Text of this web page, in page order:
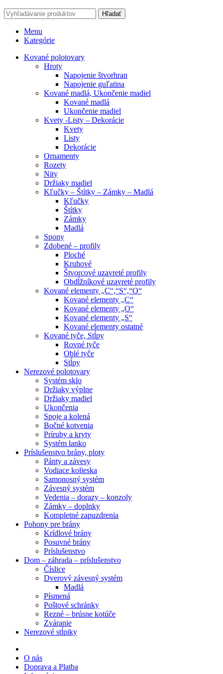
Hľadať
Menu
Kategórie
Kované polotovary
Hroty
Napojenie štvorhran
Napojenie guľatina
Kované madlá, Ukončenie madiel
Kované madlá
Ukončenie madiel
Kvety -Listy – Dekorácie
Kvety
Listy
Dekorácie
Ornamenty
Rozety
Nity
Držiaky madiel
Kľučky – Štítky – Zámky – Madlá
Kľučky
Štítky
Zámky
Madlá
Spony
Zdobené – profily
Ploché
Kruhové
Štvorcové uzavreté profily
Obdĺžníkové uzavreté profily
Kované elementy „C“,“S“,“O“
Kované elementy „C“
Kované elementy „O“
Kované elementy „S“
Kované elementy ostatné
Kované tyče, Stĺpy
Rovné tyče
Oblé tyče
Stĺpy
Nerezové polotovary
Systém sklo
Držiaky výplne
Držiaky madiel
Ukončenia
Spoje a kolená
Bočné kotvenia
Príruby a kryty
Systém lanko
Príslušenstvo brány, ploty
Pánty a závesy
Vodiace kolieska
Samonosný systém
Závesný systém
Vedenia – dorazy – konzoly
Zámky – doplnky
Kompletné zapuzdrenia
Pohony pre brány
Krídlové brány
Posuvné brány
Príslušenstvo
Dom – záhrada – príslušenstvo
Číslice
Dverový závesný systém
Madlá
Písmená
Poštové schránky
Rezné – brúsne kotúče
Zváranie
Nerezové stĺpiky
O nás
Doprava a Platba